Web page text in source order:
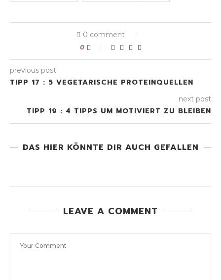
0 comment
0
previous post
TIPP 17 : 5 VEGETARISCHE PROTEINQUELLEN
next post
TIPP 19 : 4 TIPPS UM MOTIVIERT ZU BLEIBEN
DAS HIER KÖNNTE DIR AUCH GEFALLEN
LEAVE A COMMENT